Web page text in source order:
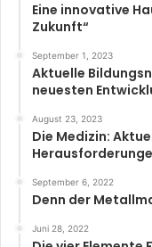
Eine innovative
Zukunft“
September 1, 2023
Aktuelle
neuesten
August 23, 2023
Die Medizin:
September 6, 2022
Denn der
Juni 28, 2022